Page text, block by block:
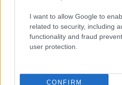
I want to allow Google to
related to security, including
functionality and fraud
user protection.
CONFIRM